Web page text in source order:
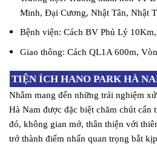
Minh, Đại Cương, Nhật Tân, Nhật
Bệnh viện: Cách BV Phủ Lý
Giao thông: Cách QL1A 600m,
TIỆN ÍCH HANO PARK HÀ
Nhằm mang đến những trải nghiệm
Hà Nam được đặc biệt chăm chút cẩn
đó, không gian mở, thân thiện với
trở thành điểm nhấn quan trọng bắt